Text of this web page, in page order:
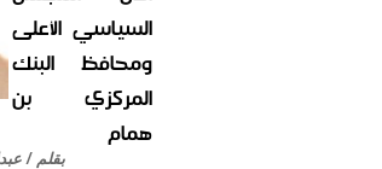
السياسي الأعلى
ومحافظ البنك
المركزي بن
همام
بقلم /